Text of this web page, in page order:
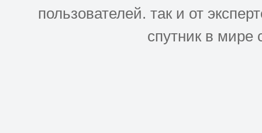
пользователей. так и от
спутник в